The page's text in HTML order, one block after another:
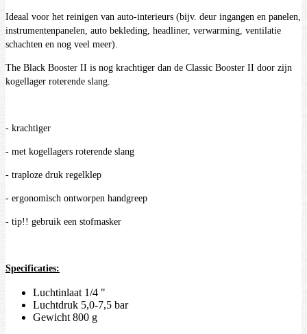
Ideaal voor het reinigen van auto-interieurs (bijv. deur ingangen en panelen,
instrumentenpanelen, auto bekleding, headliner, verwarming, ventilatie
schachten en nog veel meer).
The Black Booster II is nog krachtiger dan de Classic Booster II door zijn
kogellager roterende slang.
- krachtiger
- met kogellagers roterende slang
- traploze druk regelklep
- ergonomisch ontworpen handgreep
- tip!! gebruik een stofmasker
Specificaties:
Luchtinlaat 1/4 "
Luchtdruk 5,0-7,5 bar
Gewicht 800 g